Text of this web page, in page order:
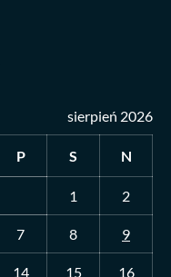
sierpień 2026
P S N
1 2
7 8 9
14 15 16